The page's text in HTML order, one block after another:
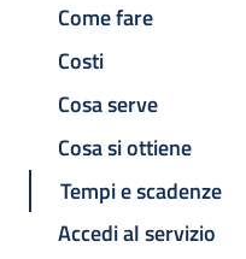
Come fare
Costi
Cosa serve
Cosa si ottiene
Tempi e scadenze
Accedi al servizio